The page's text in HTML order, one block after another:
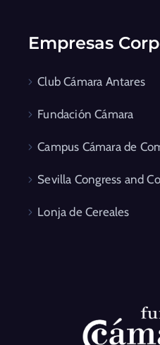
Empresas
Club Cámara Antares
Fundación Cámara
Campus Cámara de
Sevilla Congress and
Lonja de Cereales